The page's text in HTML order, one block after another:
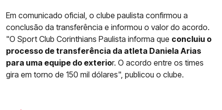
Em comunicado oficial, o clube paulista confirmou a
conclusão da transferência e informou o valor do acordo.
"O Sport Club Corinthians Paulista informa que concluiu o
processo de transferência da atleta Daniela Arias
para uma equipe do exterior. O acordo entre os times
gira em torno de 150 mil dólares", publicou o clube.